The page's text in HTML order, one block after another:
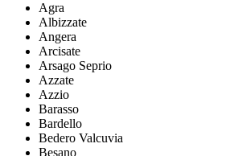
Agra
Albizzate
Angera
Arcisate
Arsago Seprio
Azzate
Azzio
Barasso
Bardello
Bedero Valcuvia
Besano